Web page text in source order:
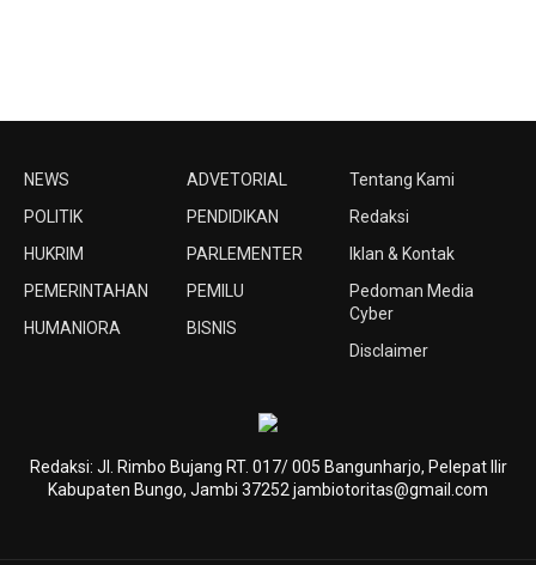
NEWS
POLITIK
HUKRIM
PEMERINTAHAN
HUMANIORA
ADVETORIAL
PENDIDIKAN
PARLEMENTER
PEMILU
BISNIS
Tentang Kami
Redaksi
Iklan & Kontak
Pedoman Media
Cyber
Disclaimer
Redaksi: Jl. Rimbo Bujang RT. 017/ 005 Bangunharjo, Pelepat Ilir
Kabupaten Bungo, Jambi 37252 jambiotoritas@gmail.com